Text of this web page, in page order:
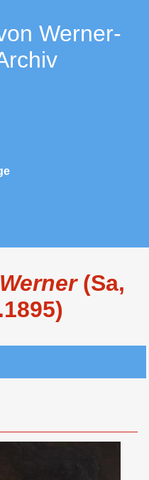
Werner-
(Sa,